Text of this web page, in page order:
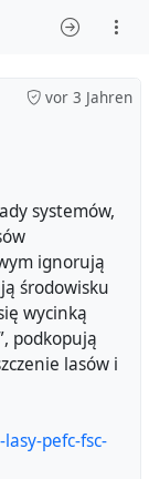
vor 3 Jahren
systemów,
ignorują
środowisku
wycinką
podkopują
lasów i
pefc-fsc-